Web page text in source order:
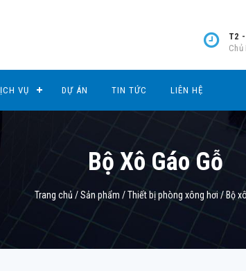
T2
Chủ
VỤ DỰ ÁN TIN TỨC LIÊN HỆ
Bộ Xô Gáo Gỗ
Trang chủ /Sản phẩm /Thiết bị phòng xông hơi / Bộ